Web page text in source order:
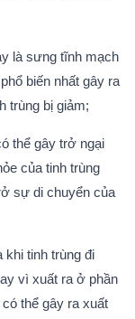
là sưng tĩnh mạch
biến nhất gây ra
trùng bị giảm;
thể gây trở ngại
của tinh trùng
sự di chuyển của
khi tinh trùng đi
vì xuất ra ở phần
thể gây ra xuất